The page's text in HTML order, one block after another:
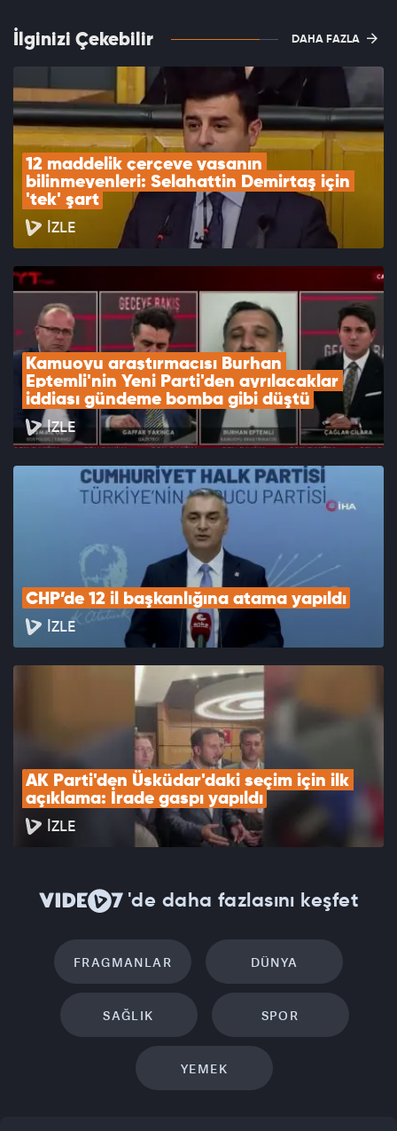
İlginizi Çekebilir DAHA FAZLA
12 maddelik çerçeve yasanın
bilinmeyenleri: Selahattin Demirtaş için
'tek' şart
İZLE
Kamuoyu araştırmacısı Burhan
Eptemli'nin Yeni Parti'den ayrılacaklar
iddiası gündeme bomba gibi düştü
İZLE
CHP’de 12 il başkanlığına atama yapıldı
İZLE
AK Parti'den Üsküdar'daki seçim için ilk
açıklama: İrade gaspı yapıldı
İZLE
'de daha fazlasını keşfet
FRAGMANLAR DÜNYA
SAĞLIK SPOR
YEMEK